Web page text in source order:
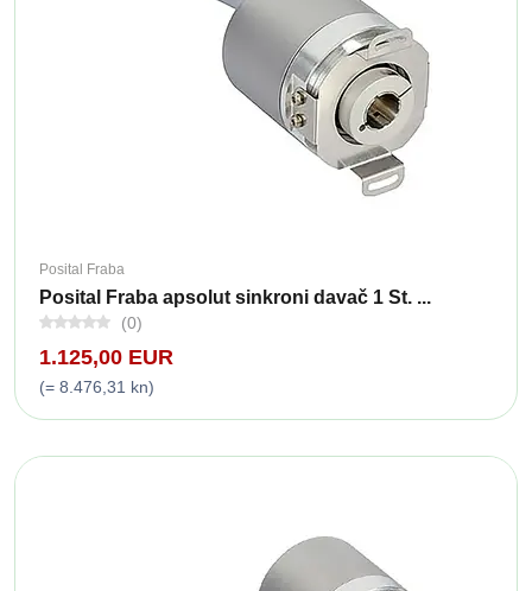
Posital Fraba
Posital Fraba apsolut sinkroni davač 1 St. ...
(0)
1.125,00 EUR
(= 8.476,31 kn)